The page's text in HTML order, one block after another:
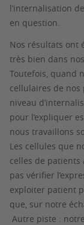
l’internalisation
en question.
Nos résultats ont
très bien dans
Toutefois, quand
cellulaires de nos
niveau
pour l’expliquer
nous travaillons
Les cellules que
celles de patients
pas vérifier
exploiter patient
que, sur notre
Autre piste :